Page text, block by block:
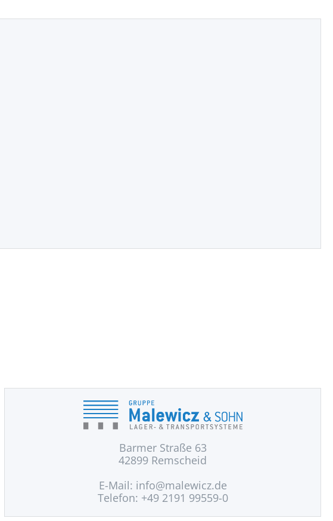
Barmer Straße 63
42899 Remscheid
E-Mail: info@malewicz.de
Telefon: +49 2191 99559-0